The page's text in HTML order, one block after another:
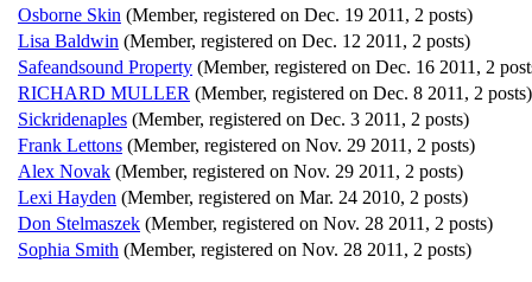
Osborne Skin (Member, registered on Dec. 19 2011, 2 posts)
Lisa Baldwin (Member, registered on Dec. 12 2011, 2 posts)
Safeandsound Property (Member, registered on Dec. 16 2011, 2
RICHARD MULLER (Member, registered on Dec. 8 2011, 2 posts)
Sickridenaples (Member, registered on Dec. 3 2011, 2 posts)
Frank Lettons (Member, registered on Nov. 29 2011, 2 posts)
Alex Novak (Member, registered on Nov. 29 2011, 2 posts)
Lexi Hayden (Member, registered on Mar. 24 2010, 2 posts)
Don Stelmaszek (Member, registered on Nov. 28 2011, 2 posts)
Sophia Smith (Member, registered on Nov. 28 2011, 2 posts)